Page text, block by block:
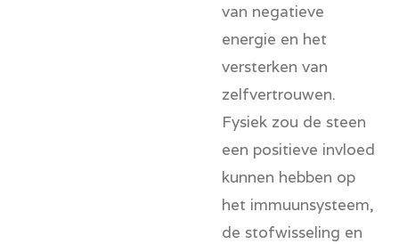
van negatieve
energie en het
versterken van
zelfvertrouwen.
Fysiek zou de steen
een positieve invloed
kunnen hebben op
het immuunsysteem,
de stofwisseling en